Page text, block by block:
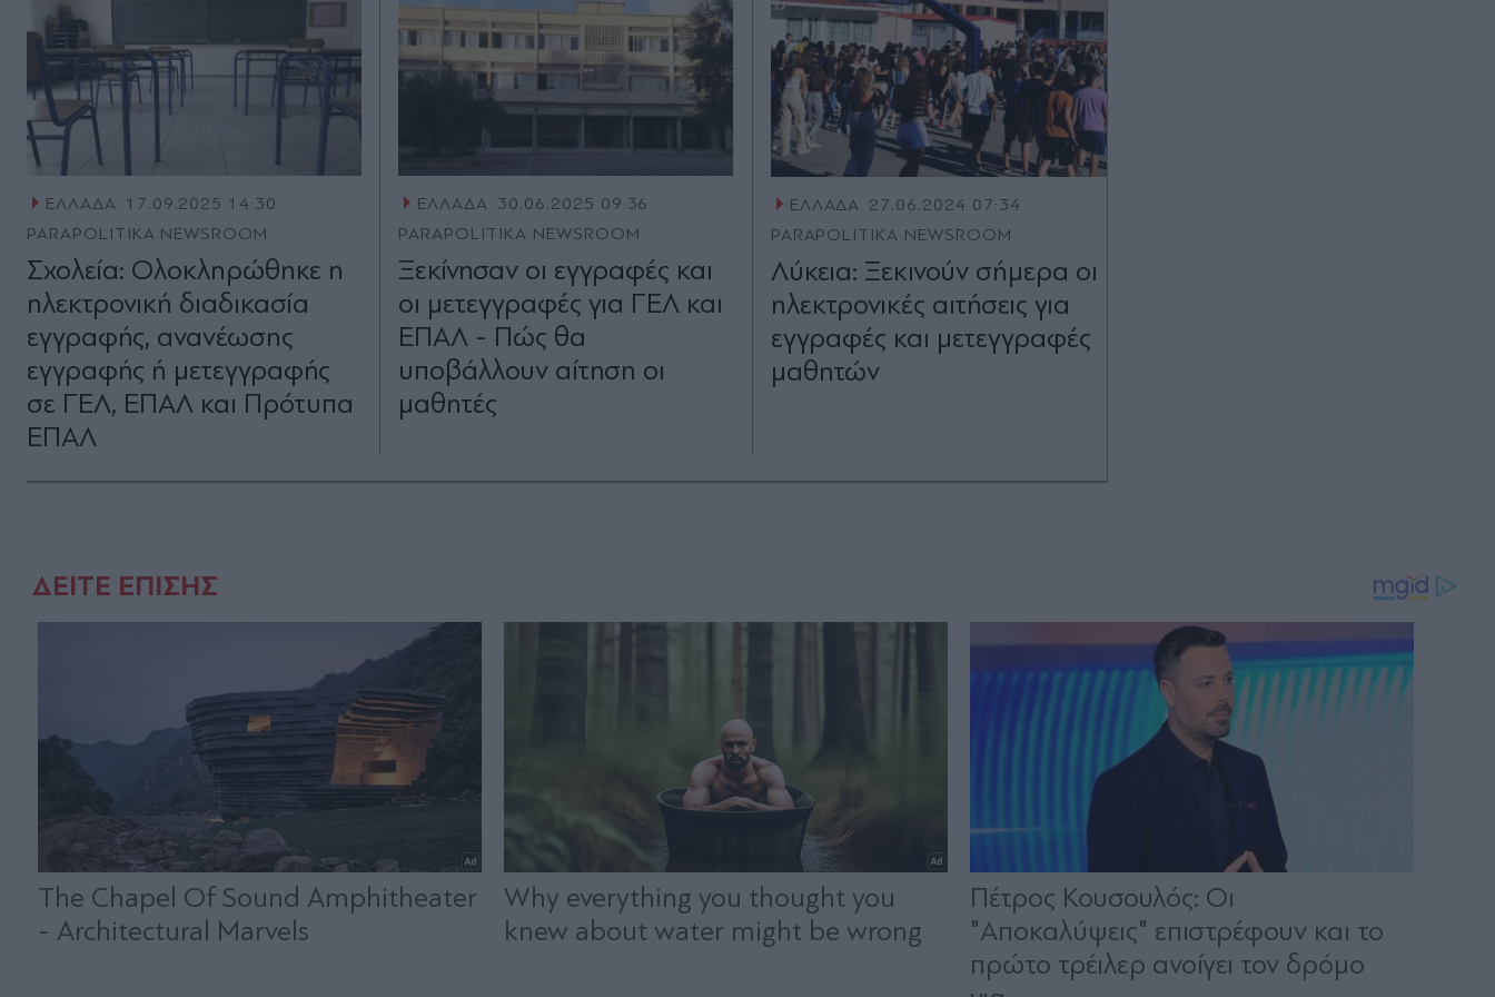
ΕΛΛΑΔΑ 17.09.2025 14:30
PARAPOLITIKA NEWSROOM
Σχολεία: Ολοκληρώθηκε η
ηλεκτρονική διαδικασία
εγγραφής, ανανέωσης
εγγραφής ή μετεγγραφής
σε ΓΕΛ, ΕΠΑΛ και Πρότυπα
ΕΠΑΛ
ΕΛΛΑΔΑ 30.06.2025 09:36
PARAPOLITIKA NEWSROOM
Ξεκίνησαν οι εγγραφές και
οι μετεγγραφές για ΓΕΛ και
ΕΠΑΛ - Πώς θα
υποβάλλουν αίτηση οι
μαθητές
ΕΛΛΑΔΑ 27.06.2024 07:34
PARAPOLITIKA NEWSROOM
Λύκεια: Ξεκινούν σήμερα οι
ηλεκτρονικές αιτήσεις για
εγγραφές και μετεγγραφές
μαθητών